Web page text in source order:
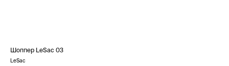
Шоппер LeSac 03
LeSac